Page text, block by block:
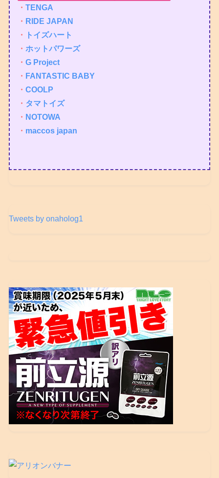
・ TENGA
・ RIDE JAPAN
・
トイズハート
・ ホットパワーズ
・ G Project
・ FANTASTIC BABY
・ COOLP
・ タマトイズ
・ NOTOWA
・ maccos japan
Tweets by onaholog1